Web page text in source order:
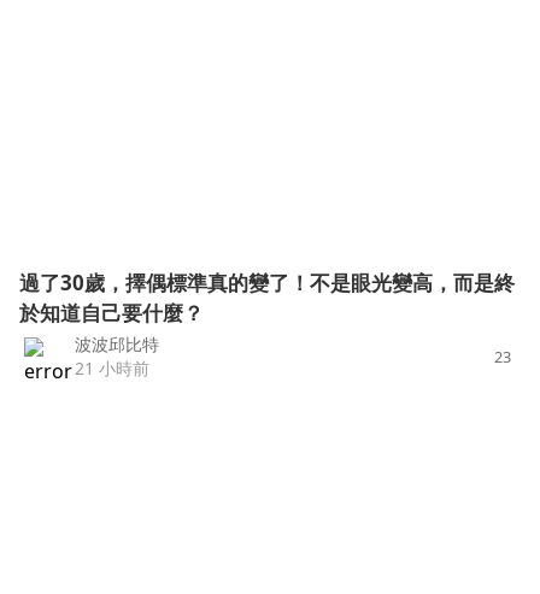
過了30歲，擇偶標準真的變了！不是眼光變高，而是終
於知道自己要什麼？
波波邱比特
21 小時前
23